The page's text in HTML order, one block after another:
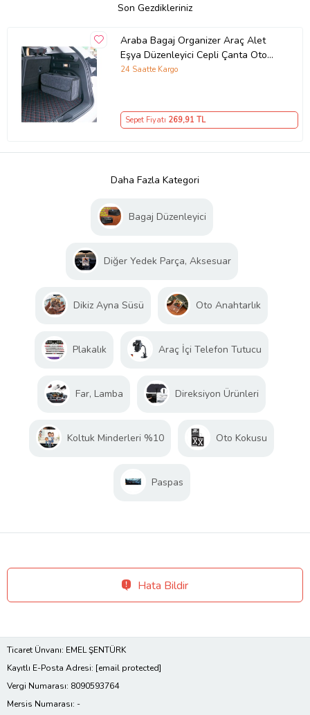
Son Gezdikleriniz
Araba Bagaj Organizer Araç Alet
Eşya Düzenleyici Cepli Çanta Oto
Bagaj Çantası (Siyah)
24 Saatte Kargo
Sepet Fiyatı 269,91 TL
Daha Fazla Kategori
Bagaj Düzenleyici
Diğer Yedek Parça, Aksesuar
Dikiz Ayna Süsü Oto Anahtarlık
Plakalık Araç İçi Telefon Tutucu
Far, Lamba Direksiyon Ürünleri
Koltuk Minderleri %10 Oto Kokusu
Paspas
Hata Bildir
Ticaret Ünvanı: EMEL ŞENTÜRK
Kayıtlı E-Posta Adresi: [email protected]
Vergi Numarası: 8090593764
Mersis Numarası: -